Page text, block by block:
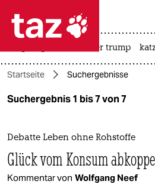
 taz zahl ich
taz zahl ich
themen
politik
öko
usa unter trump
Startseite Suchergebnisse
Suchergebnis 1 bis 7 von 7
Debatte Leben ohne Rohstoffe
Glück vom Konsum
Kommentar von Wolfgang Neef